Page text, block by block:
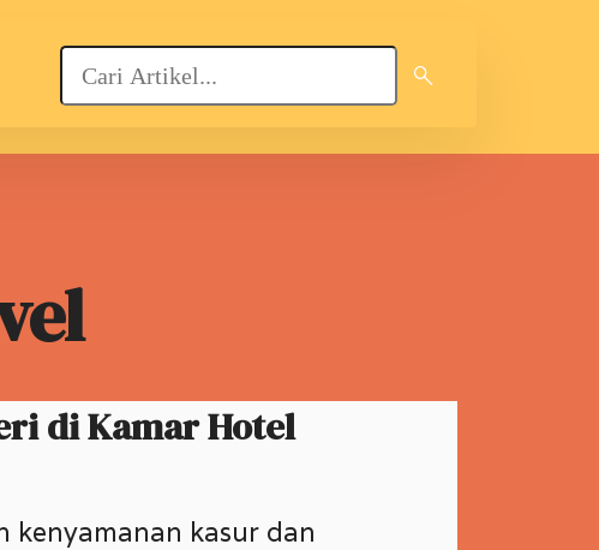
di Kamar Hotel
kenyamanan kasur dan